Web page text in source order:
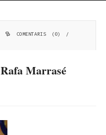
COMENTARIS (0) /
Rafa Marrasé